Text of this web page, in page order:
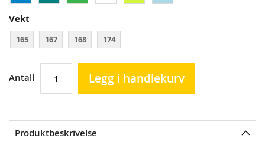
Vekt
165 167 168 174
Antall Legg i handlekurv
Produktbeskrivelse